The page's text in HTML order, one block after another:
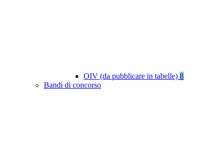
OIV (da pubblicare in tabelle) 8
Bandi di concorso